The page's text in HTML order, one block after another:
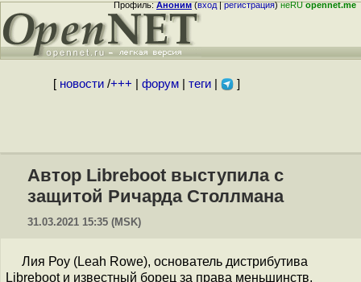
Профиль:Аноним(вход|регистрация)неRUopennet.me
[ новости/+++ форум| теги| ]
Автор Libreboot выступила с
защитой Ричарда Столлмана
31.03.2021 15:35 (MSK)
Лия Роу (Leah Rowe), основатель дистрибутива
Libreboot и известный борец за права меньшинств,